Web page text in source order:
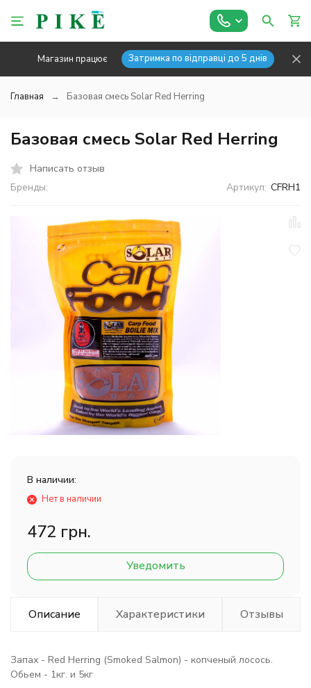
Магазин працює Затримка по відправці до 5 днів
Главная Базовая смесь Solar Red Herring
Базовая смесь Solar Red Herring
Написать отзыв
Бренды:
Артикул: CFRH1
В наличии:
Нет в наличии
472 грн.
Уведомить
Описание Характеристики Отзывы
Запах - Red Herring (Smoked Salmon) - копченый лосось.
Обьем - 1кг. и 5кг